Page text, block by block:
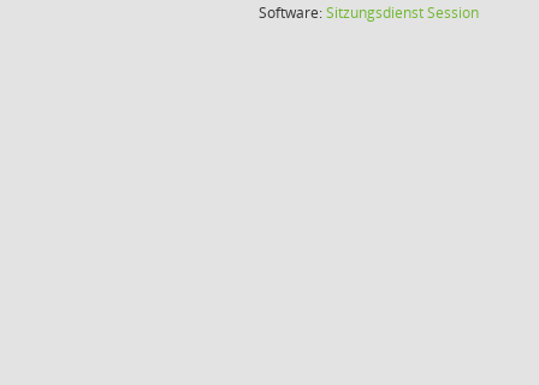
Software:SitzungsdienstSession(Wird in